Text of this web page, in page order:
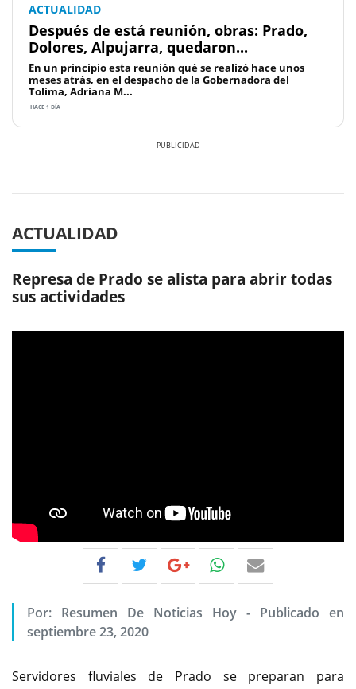
ACTUALIDAD
Después de está reunión, obras: Prado,
Dolores, Alpujarra, quedaron...
En un principio esta reunión qué se realizó hace unos
meses atrás, en el despacho de la Gobernadora del
Tolima, Adriana M...
HACE 1 DÍA
ACTUALIDAD
Represa de Prado se alista para abrir todas
sus actividades
Por: Resumen De Noticias Hoy - Publicado en
septiembre 23, 2020
Servidores fluviales de Prado se preparan para